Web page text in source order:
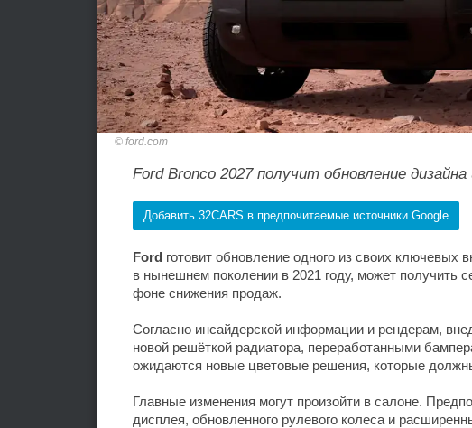
ford.com
Ford Bronco 2027 получит обновление
Добавить 32CARS в предпочитаемые источники Google
Ford готовит обновление одного из своих ключевых
в нынешнем поколении в 2021 году, может получить
фоне снижения продаж.
Согласно инсайдерской информации и рендерам,
новой решёткой радиатора, переработанными
ожидаются новые цветовые решения, которые
Главные изменения могут произойти в салоне.
дисплея, обновленного рулевого колеса и